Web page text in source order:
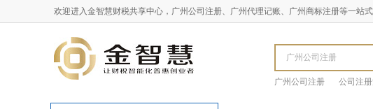
欢迎进入金智慧财税共享中心，广州公司注册、广州代理记账、广州商标注册等一站式
广州公司注册 公司注